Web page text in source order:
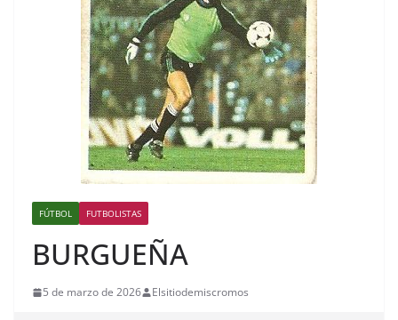
FÚTBOL FUTBOLISTAS
BURGUEÑA
5 de marzo de 2026 Elsitiodemiscromos